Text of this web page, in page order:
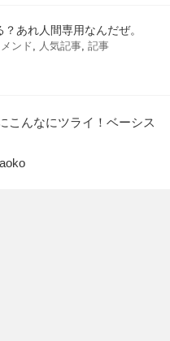
あれ人間専用なんだぜ。
ンド, 人気記事, 記事
こんなにツライ！ベーシス